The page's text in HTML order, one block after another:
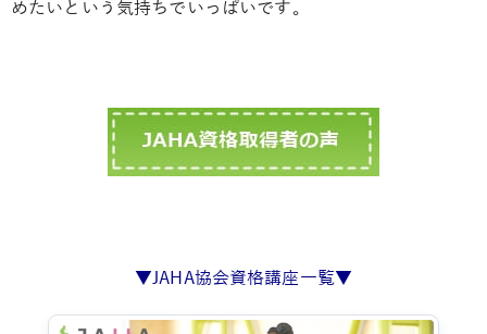
めたいという気持ちでいっぱいです。
▼JAHA協会資格講座一覧▼